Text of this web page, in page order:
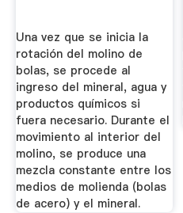
Una vez que se inicia la
rotación del molino de
bolas, se procede al
ingreso del mineral, agua y
productos químicos si
fuera necesario. Durante el
movimiento al interior del
molino, se produce una
mezcla constante entre los
medios de molienda (bolas
de acero) y el mineral.